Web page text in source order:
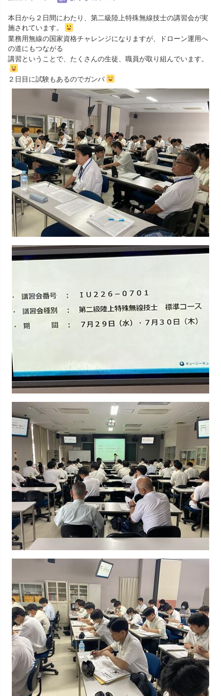
本日から２日間にわたり、第二級陸上特殊無線技士の講習会が実
施されています。
業務用無線の国家資格チャレンジになりますが、ドローン運用へ
の道にもつながる
講習ということで、たくさんの生徒、職員が取り組んでいます。
２日目に試験もあるのでガンバ